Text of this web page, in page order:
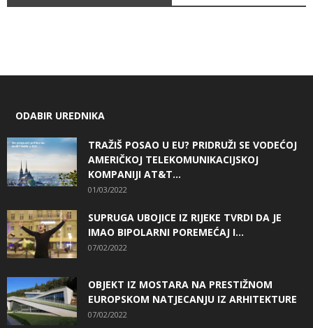
ODABIR UREDNIKA
TRAŽIŠ POSAO U EU? PRIDRUŽI SE VODEĆOJ
AMERIČKOJ TELEKOMUNIKACIJSKOJ
KOMPANIJI AT&T...
01/03/2022
SUPRUGA UBOJICE IZ RIJEKE TVRDI DA JE
IMAO BIPOLARNI POREMEĆAJ I...
07/02/2022
OBJEKT IZ MOSTARA NA PRESTIŽNOM
EUROPSKOM NATJECANJU IZ ARHITEKTURE
07/02/2022